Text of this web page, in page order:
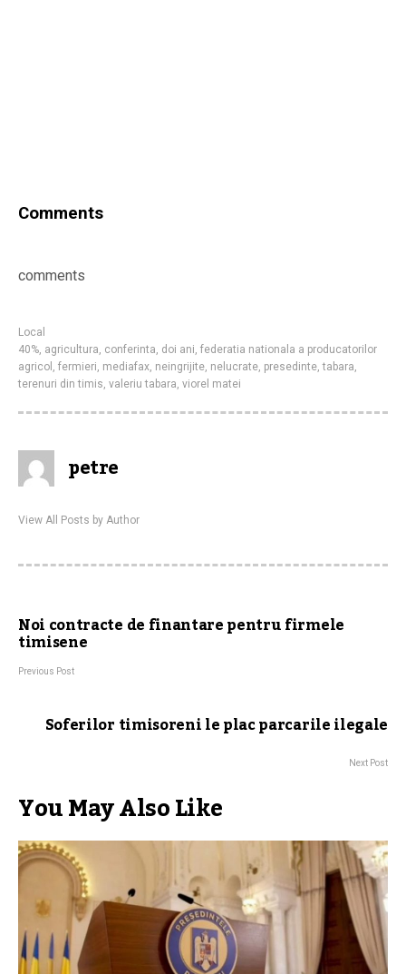
Comments
comments
Local
40%, agricultura, conferinta, doi ani, federatia nationala a producatorilor
agricol , fermieri, mediafax, neingrijite, nelucrate, presedinte,tabara,
terenuri din timis, valeriu tabara, viorel matei
petre
View All Posts by Author
Noi contracte de finantare pentru firmele
timisene
Previous Post
Soferilor timisoreni le plac parcarile ilegale
Next Post
You May Also Like